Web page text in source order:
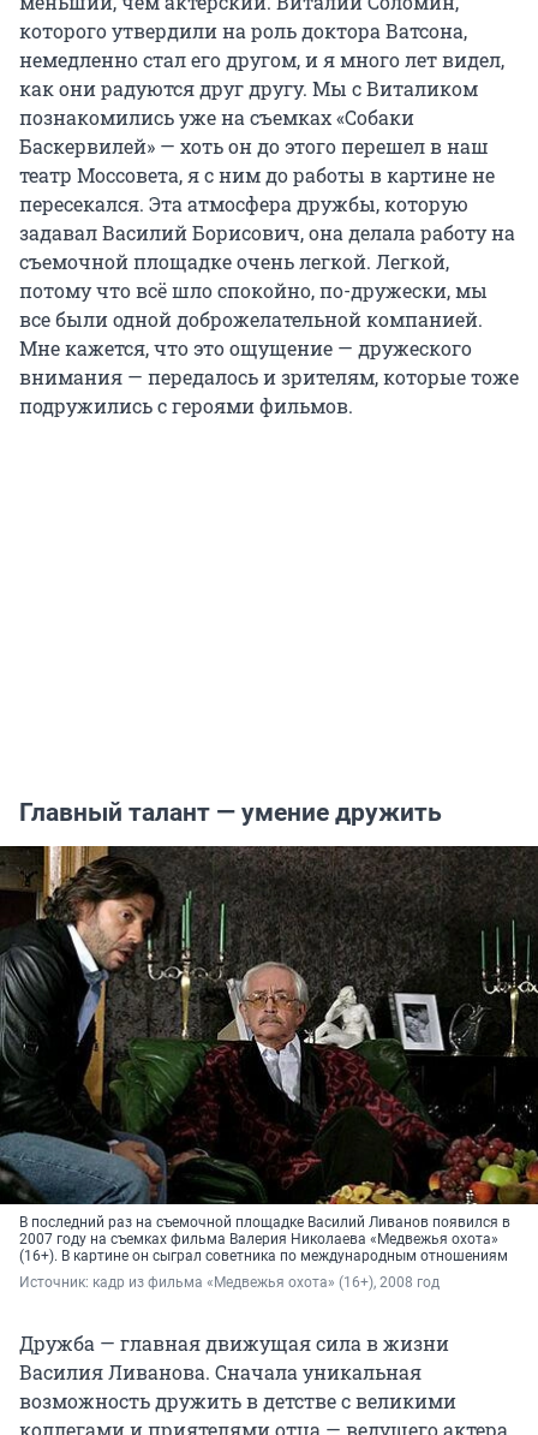
которого утвердили на роль доктора Ватсона,
немедленно стал его другом, и я много лет видел,
как они радуются друг другу. Мы с Виталиком
познакомились уже на съемках «Собаки
Баскервилей» — хоть он до этого перешел в наш
театр Моссовета, я с ним до работы в картине не
пересекался. Эта атмосфера дружбы, которую
задавал Василий Борисович, она делала работу на
съемочной площадке очень легкой. Легкой,
потому что всё шло спокойно, по-дружески, мы
все были одной доброжелательной компанией.
Мне кажется, что это ощущение — дружеского
внимания — передалось и зрителям, которые тоже
подружились с героями фильмов.
Главный талант — умение дружить
В последний раз на съемочной площадке Василий Ливанов появился в
2007 году на съемках фильма Валерия Николаева «Медвежья охота»
(16+). В картине он сыграл советника по международным отношениям
Источник: кадр из фильма «Медвежья охота» (16+), 2008 год
Дружба — главная движущая сила в жизни
Василия Ливанова. Сначала уникальная
возможность дружить в детстве с великими
коллегами и приятелями отца — ведущего актера